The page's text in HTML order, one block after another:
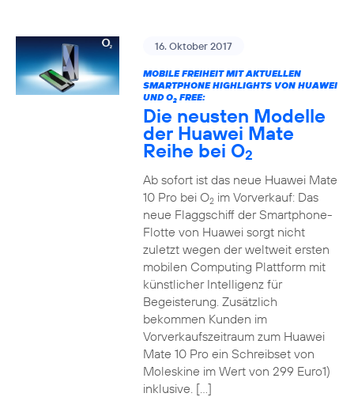
16. Oktober 2017
MOBILE FREIHEIT MIT AKTUELLEN
SMARTPHONE HIGHLIGHTS VON HUAWEI
UND O2FREE:
Die neusten Modelle
der Huawei Mate
Reihe bei O2
Ab sofort ist das neue Huawei Mate
10 Pro bei O2im Vorverkauf: Das
neue Flaggschiff der Smartphone-
Flotte von Huawei sorgt nicht
zuletzt wegen der weltweit ersten
mobilen Computing Plattform mit
künstlicher Intelligenz für
Begeisterung. Zusätzlich
bekommen Kunden im
Vorverkaufszeitraum zum Huawei
Mate 10 Pro ein Schreibset von
Moleskine im Wert von 299 Euro1)
inklusive. […]